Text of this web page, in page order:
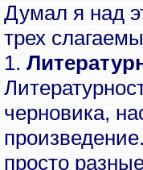
Думал я над
трех
1.
черновика,
просто